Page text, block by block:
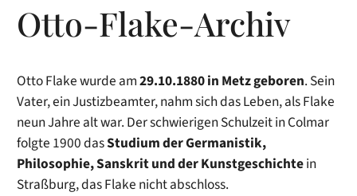
Otto-Flake-Archiv
Otto Flake wurde am29.10.1880 in Metz geboren. Sein
Vater, ein Justizbeamter, nahm sich das Leben, als Flake
neun Jahre alt war. Der schwierigen Schulzeit in Colmar
folgte 1900 dasStudiumder Germanistik,
Philosophie, Sanskrit und der Kunstgeschichtein
Straßburg, das Flake nicht abschloss.